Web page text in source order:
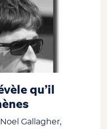
qu’il
Noel Gallagher,